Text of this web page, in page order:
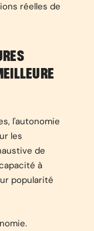
réelles de
l'autonomie
les
de
à
popularité